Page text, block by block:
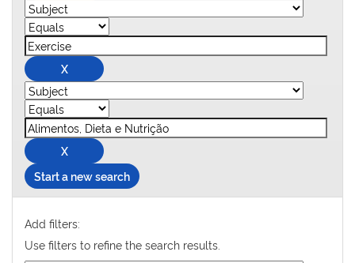
Start a new search
Add filters:
Use filters to refine the search results.